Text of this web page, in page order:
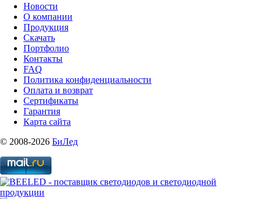
Новости
О компании
Продукция
Скачать
Портфолио
Контакты
FAQ
Политика конфиденциальности
Оплата и возврат
Сертификаты
Гарантия
Карта сайта
© 2008-2026 БиЛед